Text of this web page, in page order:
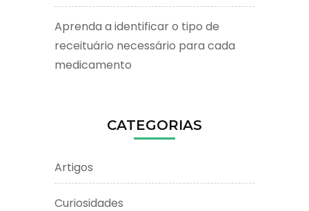
Aprenda a identificar o tipo de
receituário necessário para cada
medicamento
CATEGORIAS
Artigos
Curiosidades